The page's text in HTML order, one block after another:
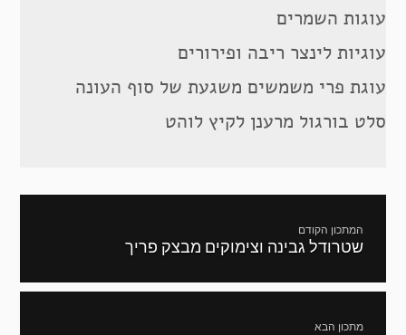
עוגות השמרים
עוגיות לינצר ריבה ופירורים
עוגת פרי משמשים משגעת של סוף העונה
סלט בורגול מרענן לקיץ לוהט
המתכון הקודם
מתכון
שטרודל גבינה וצימוקים מבצק פריך
מתכון הבא